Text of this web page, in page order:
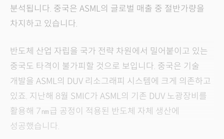
분석됩니다. 중국은 ASML의 글로벌 매출 중 절반가량을
차지하고 있습니다.
반도체 산업 자립을 국가 전략 차원에서 밀어붙이고 있는
중국도 타격이 불가피할 것으로 보입니다. 중국은 기술
개발을 ASML의 DUV 리소그래피 시스템에 크게 의존하고
있죠. 지난해 8월 SMIC가 ASML의 기존 DUV 노광장비를
활용해 7㎚급 공정이 적용된 반도체 자체 생산에
성공했습니다.